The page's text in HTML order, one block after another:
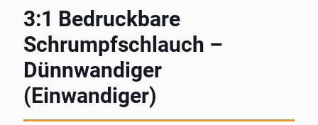
3:1 Bedruckbare
Schrumpfschlauch –
Dünnwandiger
(Einwandiger)